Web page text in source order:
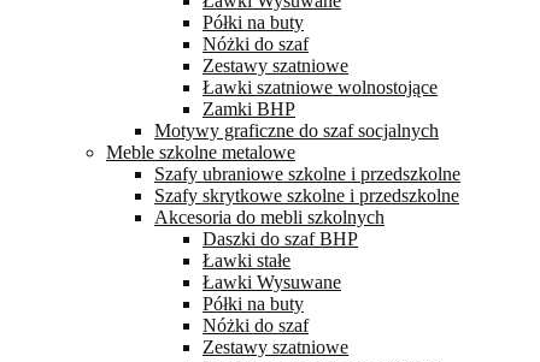
Półki na buty
Nóżki do szaf
Zestawy szatniowe
Ławki szatniowe wolnostojące
Zamki BHP
Motywy graficzne do szaf socjalnych
Meble szkolne metalowe
Szafy ubraniowe szkolne i przedszkolne
Szafy skrytkowe szkolne i przedszkolne
Akcesoria do mebli szkolnych
Daszki do szaf BHP
Ławki stałe
Ławki Wysuwane
Półki na buty
Nóżki do szaf
Zestawy szatniowe